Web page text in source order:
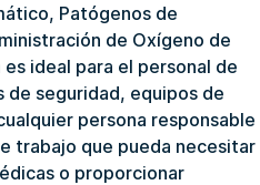
Patógenos de
de Oxígeno de
ideal para el personal de
seguridad, equipos de
persona responsable
trabajo que pueda necesitar
o proporcionar